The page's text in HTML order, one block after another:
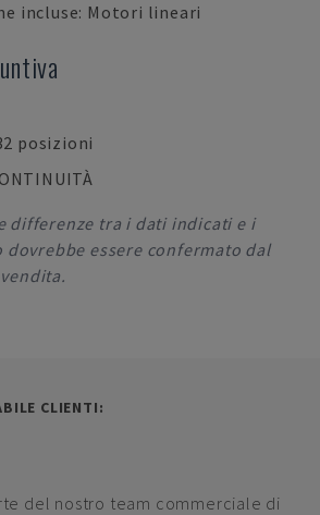
incluse: Motori lineari
posizioni
differenze tra i dati indicati e i
essere confermato dal
CLIENTI:
del nostro team commerciale di